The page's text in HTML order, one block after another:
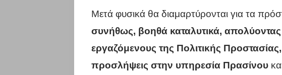
Μετά φυσικά θα διαμαρτύρονται για τα
συνήθως, βοηθά καταλυτικά, απολύοντας
εργαζόμενους της Πολιτικής
προσλήψεις στην υπηρεσία Πρασίνου